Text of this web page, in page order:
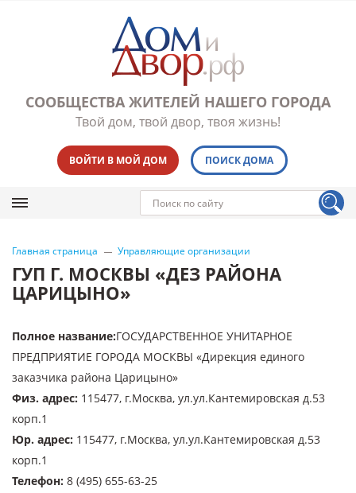
СООБЩЕСТВА ЖИТЕЛЕЙ НАШЕГО ГОРОДА
Твой дом, твой двор, твоя жизнь!
ВОЙТИ В МОЙ ДОМ ПОИСК ДОМА
Главная страница Управляющие организации
ГУП Г. МОСКВЫ «ДЕЗ РАЙОНА
ЦАРИЦЫНО»
Полное название:ГОСУДАРСТВЕННОЕ УНИТАРНОЕ
ПРЕДПРИЯТИЕ ГОРОДА МОСКВЫ «Дирекция единого
заказчика района Царицыно»
Физ. адрес: 115477, г.Москва, ул.ул.Кантемировская д.53
корп.1
Юр. адрес: 115477, г.Москва, ул.ул.Кантемировская д.53
корп.1
Телефон: 8 (495) 655-63-25